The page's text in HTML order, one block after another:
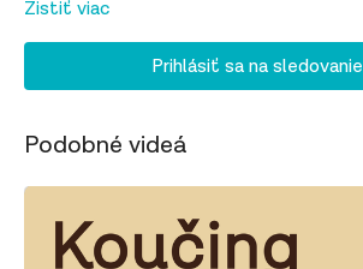
pre seba, ale aj pre svojich blízkych a kolegov.
Zistiť viac
Prihlásiť sa na sledovanie
Podobné videá